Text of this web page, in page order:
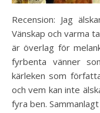
Recension: Jag
Vänskap och varma
är överlag för
fyrbenta vänner
kärleken som
och vem kan inte
fyra ben.